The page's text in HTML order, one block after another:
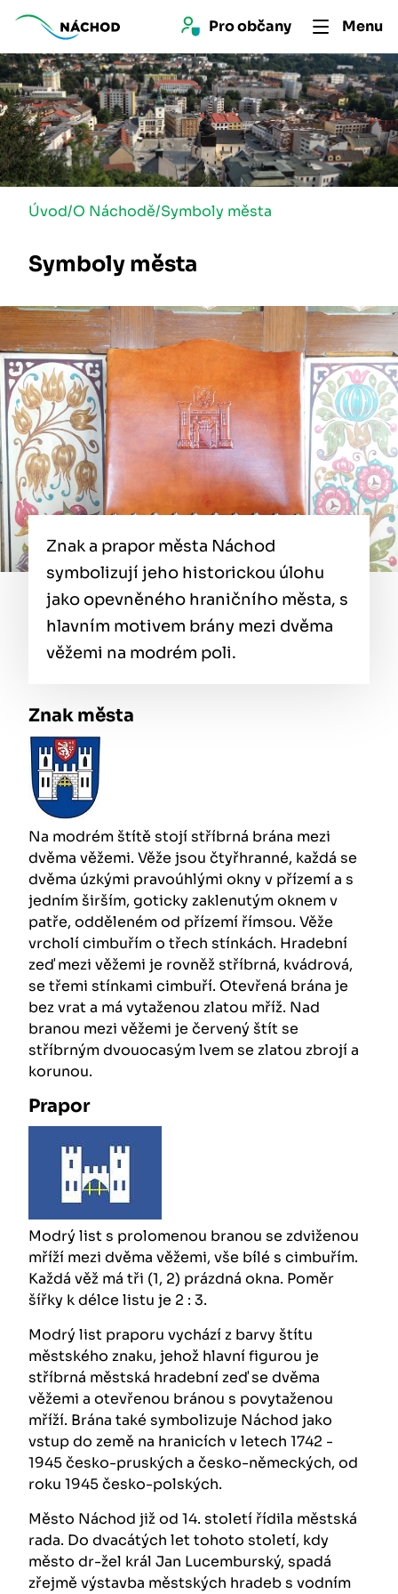
Pro občany Menu
Úvod/O Náchodě/Symboly města
Symboly města
Znak a prapor města Náchod
symbolizují jeho historickou úlohu
jako opevněného hraničního města, s
hlavním motivem brány mezi dvěma
věžemi na modrém poli.
Znak města
Na modrém štítě stojí stříbrná brána mezi
dvěma věžemi. Věže jsou čtyřhranné, každá se
dvěma úzkými pravoúhlými okny v přízemí a s
jedním širším, goticky zaklenutým oknem v
patře, odděleném od přízemí římsou. Věže
vrcholí cimbuřím o třech stínkách. Hradební
zeď mezi věžemi je rovněž stříbrná, kvádrová,
se třemi stínkami cimbuří. Otevřená brána je
bez vrat a má vytaženou zlatou mříž. Nad
branou mezi věžemi je červený štít se
stříbrným dvouocasým lvem se zlatou zbrojí a
korunou.
Prapor
Modrý list s prolomenou branou se zdviženou
mříží mezi dvěma věžemi, vše bílé s cimbuřím.
Každá věž má tři (1, 2) prázdná okna. Poměr
šířky k délce listu je 2 : 3.
Modrý list praporu vychází z barvy štítu
městského znaku, jehož hlavní figurou je
stříbrná městská hradební zeď se dvěma
věžemi a otevřenou bránou s povytaženou
mříží. Brána také symbolizuje Náchod jako
vstup do země na hranicích v letech 1742 -
1945 česko-pruských a česko-německých, od
roku 1945 česko-polských.
Město Náchod již od 14. století řídila městská
rada. Do dvacátých let tohoto století, kdy
město dr-žel král Jan Lucemburský, spadá
zřejmě výstavba městských hradeb s vodním